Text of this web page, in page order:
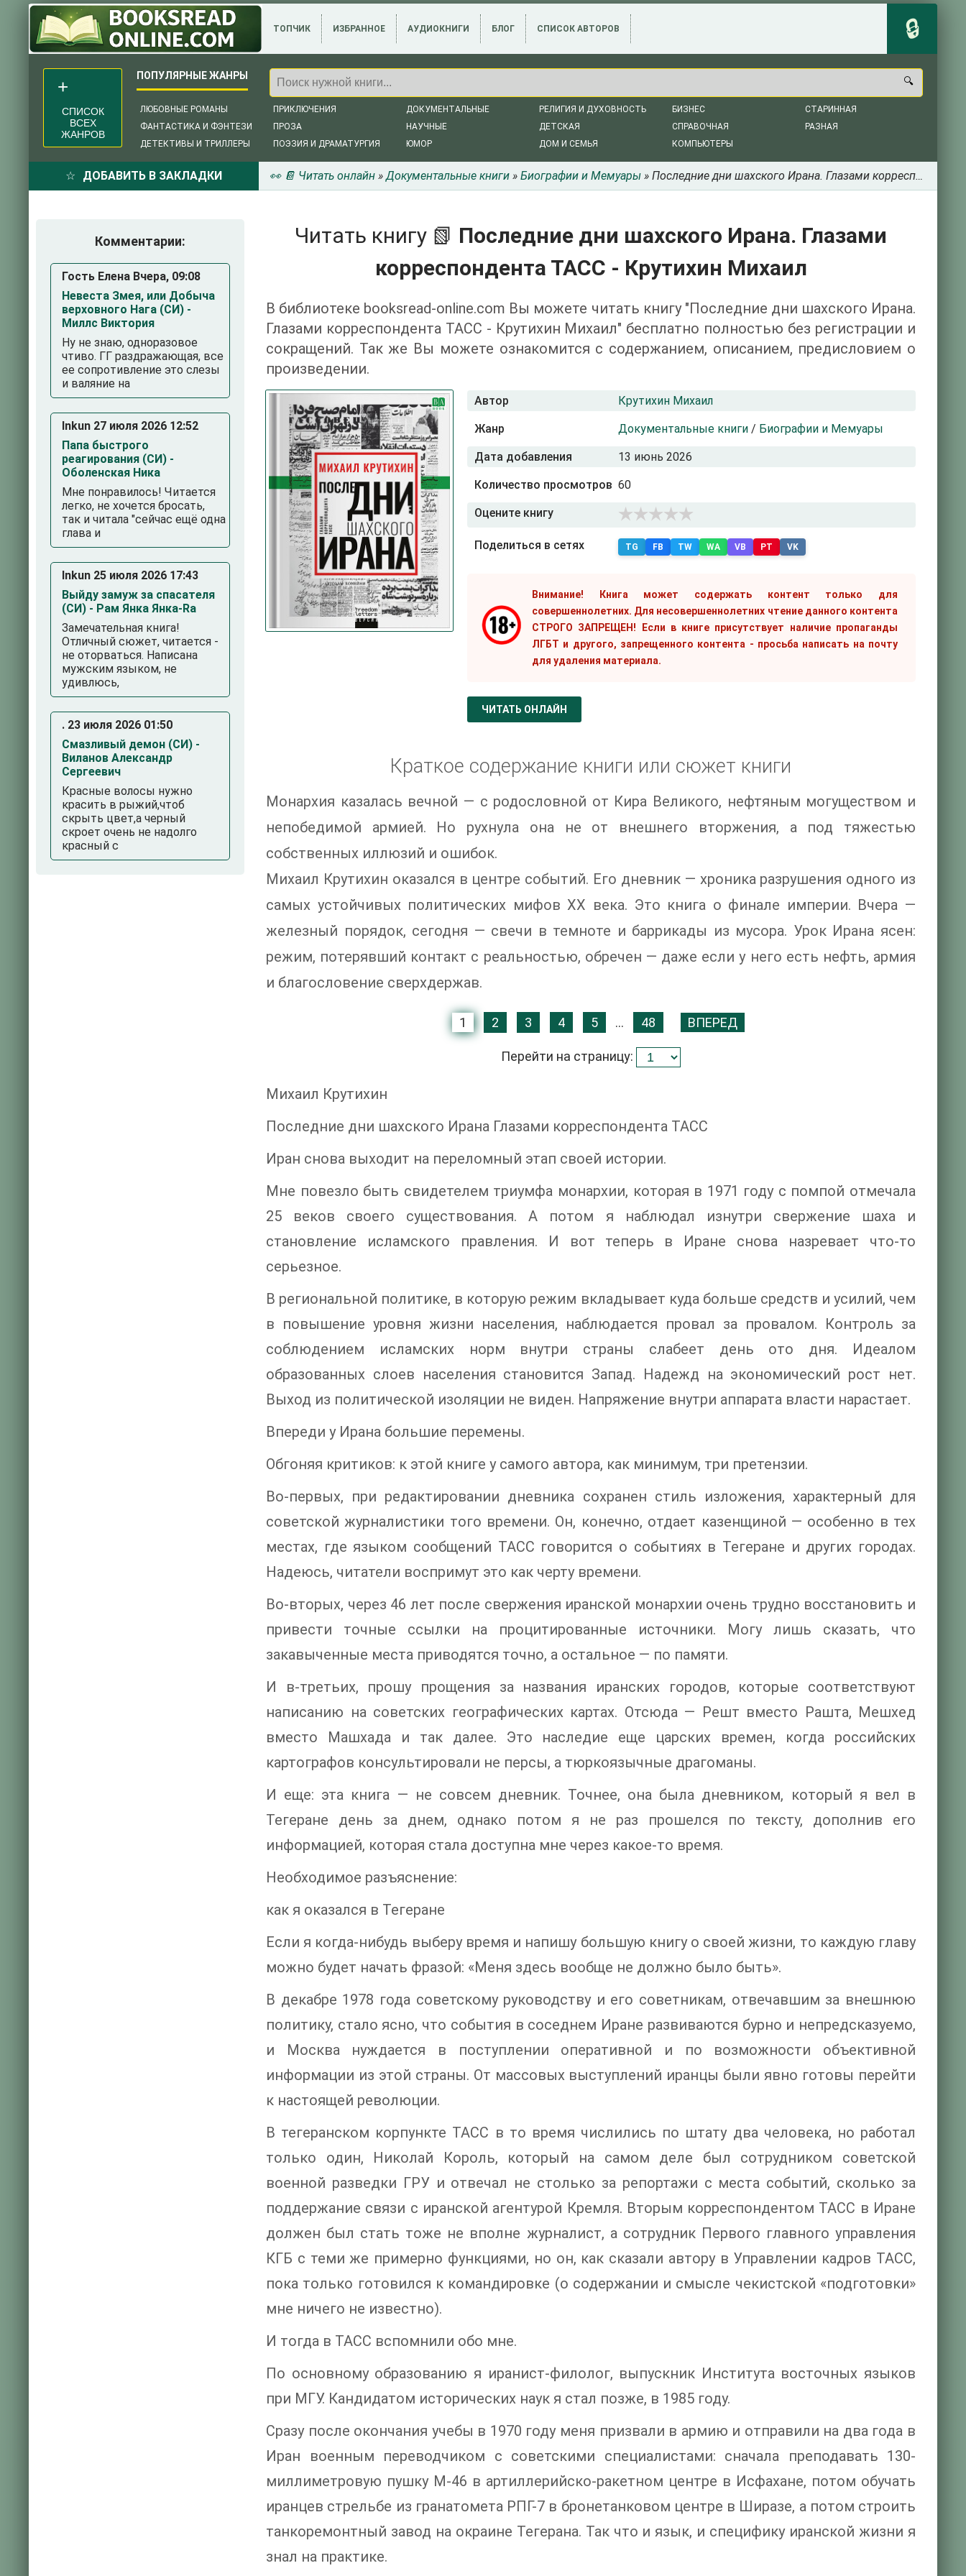
ТОПЧИК ИЗБРАННОЕ АУДИОКНИГИ БЛОГ СПИСОК АВТОРОВ
ЛЮБОВНЫЕ РОМАНЫ
ФАНТАСТИКА И ФЭНТЕЗИ
ДЕТЕКТИВЫ И ТРИЛЛЕРЫ
ПРИКЛЮЧЕНИЯ
ПРОЗА
ПОЭЗИЯ И ДРАМАТУРГИЯ
ДОКУМЕНТАЛЬНЫЕ
НАУЧНЫЕ
ЮМОР
РЕЛИГИЯ И ДУХОВНОСТЬ
ДЕТСКАЯ
ДОМ И СЕМЬЯ
БИЗНЕС
СПРАВОЧНАЯ
КОМПЬЮТЕРЫ
СТАРИННАЯ
РАЗНАЯ
СПИСОК
ВСЕХ
ЖАНРОВ
ДОБАВИТЬ В ЗАКЛАДКИ 👀 📔 Читать онлайн »Документальные книги » Биографии и Мемуары » Последние дни шахского Ирана. Глазами корреспондента ТАСС - Крутихин Михаил
Читать книгу 📗 Последние дни шахского Ирана. Глазами
корреспондента ТАСС - Крутихин Михаил
В библиотеке booksread-online.com Вы можете читать книгу "Последние дни шахского Ирана.
Глазами корреспондента ТАСС - Крутихин Михаил" бесплатно полностью без регистрации и
сокращений. Так же Вы можете ознакомится с содержанием, описанием, предисловием о
произведении.
Автор Крутихин Михаил
Жанр Документальные книги / Биографии и Мемуары
Дата добавления 13 июнь 2026
Количество просмотров 60
Оцените книгу
Поделиться в сетях TG FB TW WA VB PT VK
Внимание! Книга может содержать контент только для
совершеннолетних. Для несовершеннолетних чтение данного контента
СТРОГО ЗАПРЕЩЕН! Если в книге присутствует наличие пропаганды
ЛГБТ и другого, запрещенного контента - просьба написать на почту
для удаления материала.
ЧИТАТЬ ОНЛАЙН
Краткое содержание книги или сюжет книги
Монархия казалась вечной — с родословной от Кира Великого, нефтяным могуществом и
непобедимой армией. Но рухнула она не от внешнего вторжения, а под тяжестью
собственных иллюзий и ошибок.
Михаил Крутихин оказался в центре событий. Его дневник — хроника разрушения одного из
самых устойчивых политических мифов XX века. Это книга о финале империи. Вчера —
железный порядок, сегодня — свечи в темноте и баррикады из мусора. Урок Ирана ясен:
режим, потерявший контакт с реальностью, обречен — даже если у него есть нефть, армия
и благословение сверхдержав.
1 2 3 4 5 ... 48 ВПЕРЕД
Перейти на страницу:
Михаил Крутихин
Последние дни шахского Ирана Глазами корреспондента ТАСС
Иран снова выходит на переломный этап своей истории.
Мне повезло быть свидетелем триумфа монархии, которая в 1971 году с помпой отмечала
25 веков своего существования. А потом я наблюдал изнутри свержение шаха и
становление исламского правления. И вот теперь в Иране снова назревает что-то
серьезное.
В региональной политике, в которую режим вкладывает куда больше средств и усилий, чем
в повышение уровня жизни населения, наблюдается провал за провалом. Контроль за
соблюдением исламских норм внутри страны слабеет день ото дня. Идеалом
образованных слоев населения становится Запад. Надежд на экономический рост нет.
Выход из политической изоляции не виден. Напряжение внутри аппарата власти нарастает.
Впереди у Ирана большие перемены.
Обгоняя критиков: к этой книге у самого автора, как минимум, три претензии.
Во-первых, при редактировании дневника сохранен стиль изложения, характерный для
советской журналистики того времени. Он, конечно, отдает казенщиной — особенно в тех
местах, где языком сообщений ТАСС говорится о событиях в Тегеране и других городах.
Надеюсь, читатели воспримут это как черту времени.
Во-вторых, через 46 лет после свержения иранской монархии очень трудно восстановить и
привести точные ссылки на процитированные источники. Могу лишь сказать, что
закавыченные места приводятся точно, а остальное — по памяти.
И в-третьих, прошу прощения за названия иранских городов, которые соответствуют
написанию на советских географических картах. Отсюда — Решт вместо Рашта, Мешхед
вместо Машхада и так далее. Это наследие еще царских времен, когда российских
картографов консультировали не персы, а тюркоязычные драгоманы.
И еще: эта книга — не совсем дневник. Точнее, она была дневником, который я вел в
Тегеране день за днем, однако потом я не раз прошелся по тексту, дополнив его
информацией, которая стала доступна мне через какое-то время.
Необходимое разъяснение:
как я оказался в Тегеране
Если я когда-нибудь выберу время и напишу большую книгу о своей жизни, то каждую главу
можно будет начать фразой: «Меня здесь вообще не должно было быть».
В декабре 1978 года советскому руководству и его советникам, отвечавшим за внешнюю
политику, стало ясно, что события в соседнем Иране развиваются бурно и непредсказуемо,
и Москва нуждается в поступлении оперативной и по возможности объективной
информации из этой страны. От массовых выступлений иранцы были явно готовы перейти
к настоящей революции.
В тегеранском корпункте ТАСС в то время числились по штату два человека, но работал
только один, Николай Король, который на самом деле был сотрудником советской
военной разведки ГРУ и отвечал не столько за репортажи с места событий, сколько за
поддержание связи с иранской агентурой Кремля. Вторым корреспондентом ТАСС в Иране
должен был стать тоже не вполне журналист, а сотрудник Первого главного управления
КГБ с теми же примерно функциями, но он, как сказали автору в Управлении кадров ТАСС,
пока только готовился к командировке (о содержании и смысле чекистской «подготовки»
мне ничего не известно).
И тогда в ТАСС вспомнили обо мне.
По основному образованию я иранист-филолог, выпускник Института восточных языков
при МГУ. Кандидатом исторических наук я стал позже, в 1985 году.
Сразу после окончания учебы в 1970 году меня призвали в армию и отправили на два года в
Иран военным переводчиком с советскими специалистами: сначала преподавать 130-
миллиметровую пушку М-46 в артиллерийско-ракетном центре в Исфахане, потом обучать
иранцев стрельбе из гранатомета РПГ-7 в бронетанковом центре в Ширазе, а потом строить
танкоремонтный завод на окраине Тегерана. Так что и язык, и специфику иранской жизни я
знал на практике.
Комментарии:
Гость Елена Вчера, 09:08
Невеста Змея, или Добыча
верховного Нага (СИ) -
Миллс Виктория
Ну не знаю, одноразовое
чтиво. ГГ раздражающая, все
ее сопротивление это слезы
и валяние на
Inkun 27 июля 2026 12:52
Папа быстрого
реагирования (СИ) -
Оболенская Ника
Мне понравилось! Читается
легко, не хочется бросать,
так и читала "сейчас ещё одна
глава и
Inkun 25 июля 2026 17:43
Выйду замуж за спасателя
(СИ) - Рам Янка Янка-Ra
Замечательная книга!
Отличный сюжет, читается -
не оторваться. Написана
мужским языком, не
удивлюсь,
. 23 июля 2026 01:50
Смазливый демон (СИ) -
Виланов Александр
Сергеевич
Красные волосы нужно
красить в рыжий,чтоб
скрыть цвет,а черный
скроет очень не надолго
красный с